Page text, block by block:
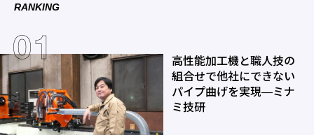
RANKING
高性能加工機と職人技の
組合せで他社にできない
パイプ曲げを実現―ミナ
ミ技研